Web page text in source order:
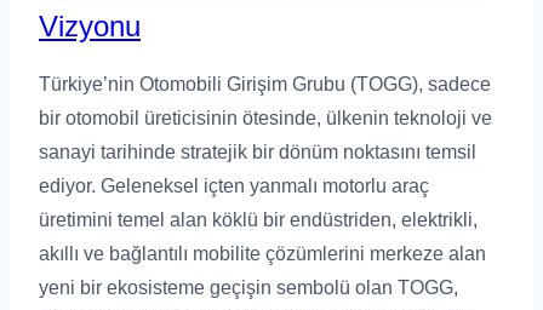
Vizyonu
Türkiye’nin Otomobili Girişim Grubu (TOGG), sadece
bir otomobil üreticisinin ötesinde, ülkenin teknoloji ve
sanayi tarihinde stratejik bir dönüm noktasını temsil
ediyor. Geleneksel içten yanmalı motorlu araç
üretimini temel alan köklü bir endüstriden, elektrikli,
akıllı ve bağlantılı mobilite çözümlerini merkeze alan
yeni bir ekosisteme geçişin sembolü olan TOGG,